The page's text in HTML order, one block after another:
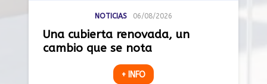
NOTICIAS 06/08/2026
Una cubierta renovada, un
cambio que se nota
+ INFO